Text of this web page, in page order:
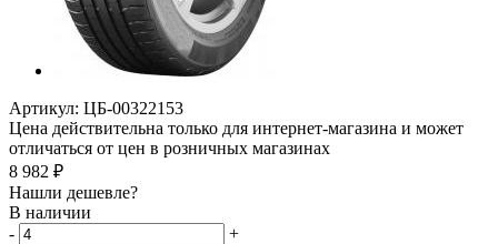
Артикул: ЦБ-00322153
Цена действительна только для интернет-магазина и может
отличаться от цен в розничных магазинах
8 982 ₽
Нашли дешевле?
В наличии
-
+